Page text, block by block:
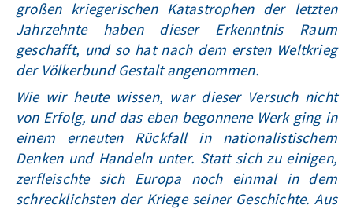
großen kriegerischen Katastrophen der letzten
Jahrzehnte haben dieser Erkenntnis Raum
geschafft, und so hat nach dem ersten Weltkrieg
der Völkerbund Gestalt angenommen.
Wie wir heute wissen, war dieser Versuch nicht
von Erfolg, und das eben begonnene Werk ging in
einem erneuten Rückfall in nationalistischem
Denken und Handeln unter. Statt sich zu einigen,
zerfleischte sich Europa noch einmal in dem
schrecklichsten der Kriege seiner Geschichte. Aus